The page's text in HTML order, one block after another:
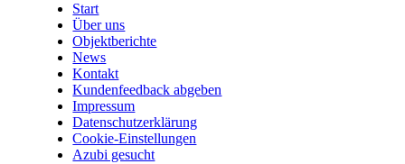
Start
Über uns
Objektberichte
News
Kontakt
Kundenfeedback abgeben
Impressum
Datenschutzerklärung
Cookie-Einstellungen
Azubi gesucht